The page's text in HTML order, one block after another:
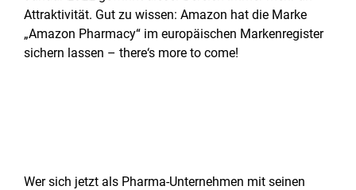
Attraktivität. Gut zu wissen: Amazon hat die Marke
„Amazon Pharmacy“ im europäischen Markenregister
sichern lassen – there‘s more to come!
Wer sich jetzt als Pharma-Unternehmen mit seinen